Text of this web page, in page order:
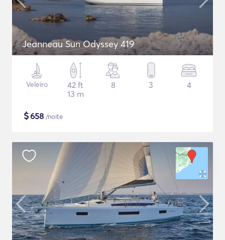
Jeanneau Sun Odyssey 419
Veleiro
42 ft
13 m
8 3 4
$658 /noite